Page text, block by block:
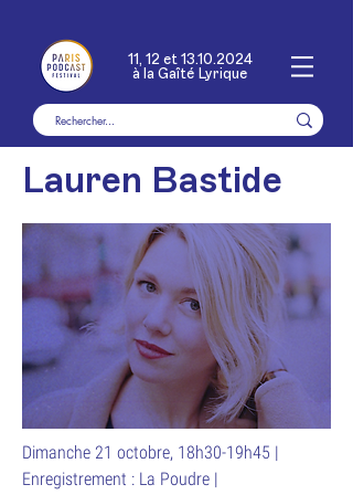
11, 12 et 13.10.2024
à la Gaîté Lyrique
Lauren Bastide
Dimanche 21 octobre, 18h30-19h45 |
Enregistrement : La Poudre |